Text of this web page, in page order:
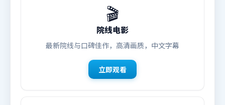
🎬
院线电影
最新院线与口碑佳作，高清画质，中文字幕
立即观看